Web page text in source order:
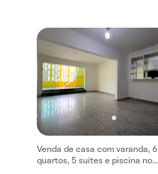
Venda de casa com varanda, 6
quartos, 5 suítes e piscina no